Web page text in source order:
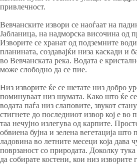
привлечност.
Вевчанските извори се наоѓаат на
Јабланица, на надморска височина од
Изворите се хранат од подземните
планината, создавајќи низа каскади и
во Вевчанската река. Водата е
може слободно да се пие.
Низ изворите ќе се шетате низ добро
поминуваат низ шумата. Како што ќе
водата паѓа низ слаповите, звукот
стигнете до последниот извор кој е во
таа нечујно излегува од карпите.
обвиена бујна и зелена вегетација што
ладовина во летните месеци која дава
поврзаност со природата. Доколку
да собирате костени, кои низ изворите